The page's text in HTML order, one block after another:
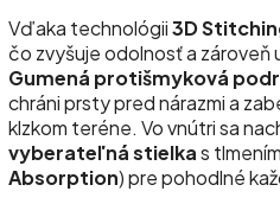
Vďaka technológii3D
čo zvyšuje odolnosť a zároveň
Gumená protišmyková
chráni prsty pred nárazmi a
klzkom teréne. Vo vnútri sa
vyberateľná stielkas
Absorption) pre pohodlné